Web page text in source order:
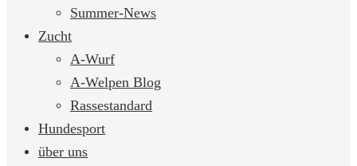
Summer-News
Zucht
A-Wurf
A-Welpen Blog
Rassestandard
Hundesport
über uns